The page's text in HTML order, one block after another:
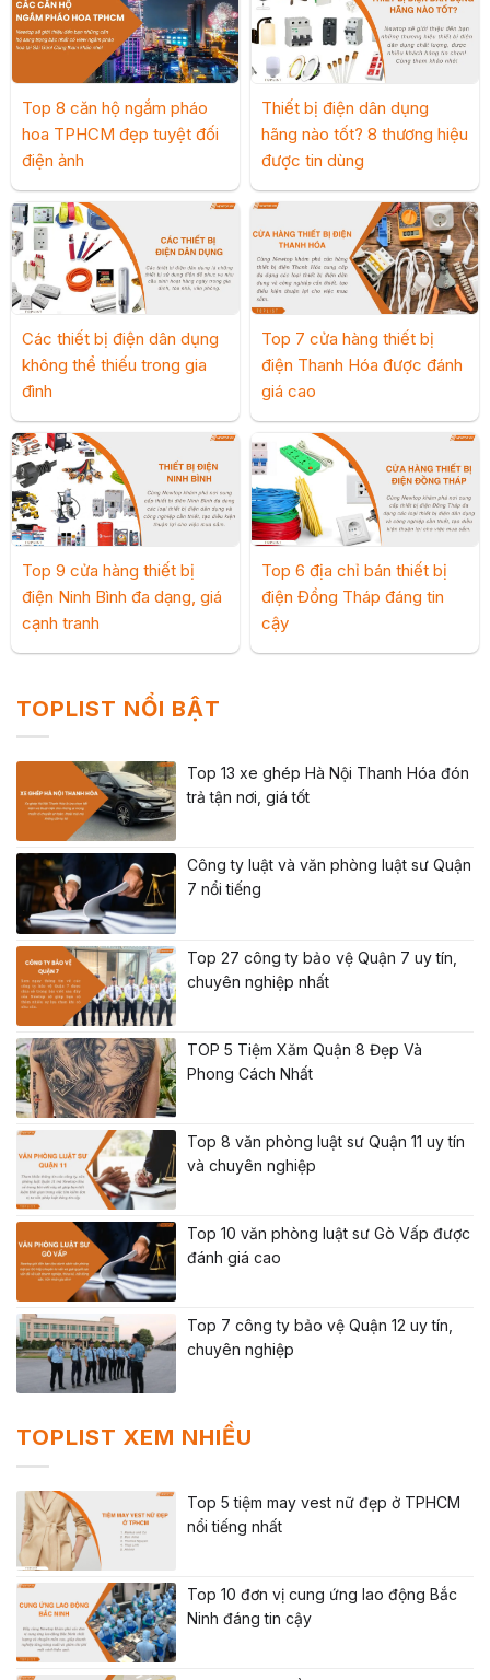
TOPLIST NỔI BẬT
Top 13 xe ghép Hà Nội Thanh Hóa đón
trả tận nơi, giá tốt
Công ty luật và văn phòng luật sư Quận
7 nổi tiếng
Top 27 công ty bảo vệ Quận 7 uy tín,
chuyên nghiệp nhất
TOP 5 Tiệm Xăm Quận 8 Đẹp Và
Phong Cách Nhất
Top 8 văn phòng luật sư Quận 11 uy tín
và chuyên nghiệp
Top 10 văn phòng luật sư Gò Vấp được
đánh giá cao
Top 7 công ty bảo vệ Quận 12 uy tín,
chuyên nghiệp
TOPLIST XEM NHIỀU
Top 5 tiệm may vest nữ đẹp ở TPHCM
nổi tiếng nhất
Top 10 đơn vị cung ứng lao động Bắc
Ninh đáng tin cậy
Top 8 căn hộ ngắm pháo
hoa TPHCM đẹp tuyệt đối
điện ảnh
Thiết bị điện dân dụng
hãng nào tốt? 8 thương hiệu
được tin dùng
Các thiết bị điện dân dụng
không thể thiếu trong gia
đình
Top 7 cửa hàng thiết bị
điện Thanh Hóa được đánh
giá cao
Top 9 cửa hàng thiết bị
điện Ninh Bình đa dạng, giá
cạnh tranh
Top 6 địa chỉ bán thiết bị
điện Đồng Tháp đáng tin
cậy